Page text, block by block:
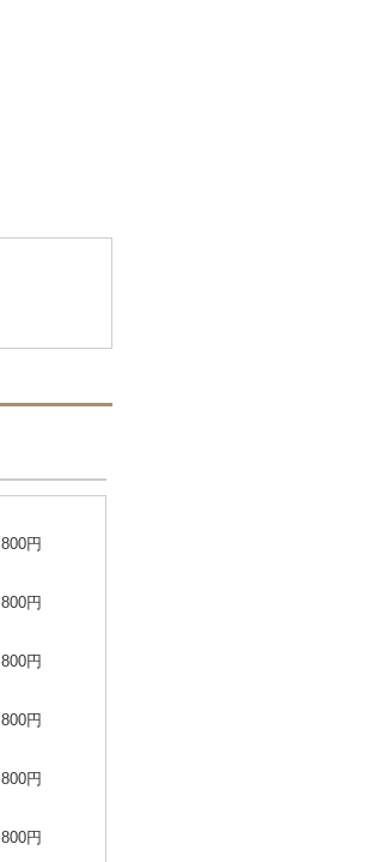
800円
800円
800円
800円
800円
800円